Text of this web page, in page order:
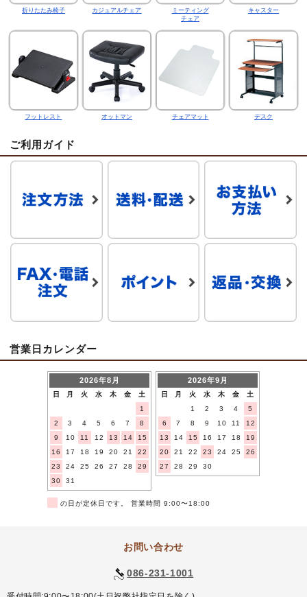
折りたたみ椅子 カジュアルチェア
ミーティング
チェア
キャスター
フットレスト オットマン チェアマット デスク
ご利用ガイド
営業日カレンダー
2026年8月
日 月 火 水 木 金
土
1
2
3 4 5 6 7
8
9
10 11 12 13 14
15
16
17 18 19 20 21
22
23
24 25 26 27 28
29
30
31
2026年9月
日 月 火 水 木 金
土
1
2 3 4
5
6
7 8 9 10 11
12
13
14 15 16 17 18
19
20
21 22 23 24 25
26
27
28 29 30
の日が定休日です。 営業時間 9:00〜18:00
お問い合わせ
086-231-1001